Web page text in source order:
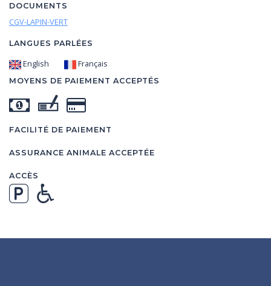
DOCUMENTS
CGV-LAPIN-VERT
LANGUES PARLÉES
English Français
MOYENS DE PAIEMENT ACCEPTÉS
FACILITÉ DE PAIEMENT
ASSURANCE ANIMALE ACCEPTÉE
ACCÈS